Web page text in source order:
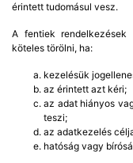
érintett tudomásul vesz.
A fentiek
köteles törölni, ha:
kezelésük
az érintett azt kéri;
az adat hiányos
teszi;
az adatkezelés
hatóság vagy